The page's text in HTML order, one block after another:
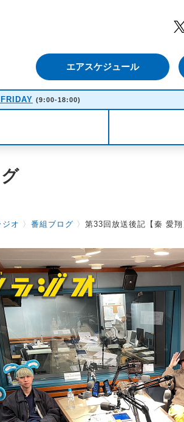
エアスケジュール
(9:00-18:00)
オ 〉 番組ブログ 〉 第33回放送後記【秦 愛